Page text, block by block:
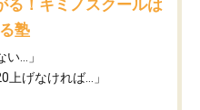
る！キミノスクールは
塾
い…」
上げなければ…」